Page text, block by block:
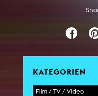
KATEGORIEN
Film / TV / Video